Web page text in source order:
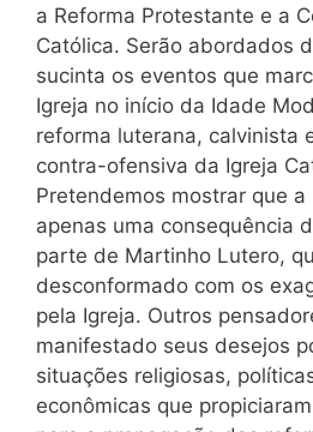
a Reforma Protestante e a
Católica. Serão abordados
sucinta os eventos que
Igreja no início da Idade
reforma luterana, calvinista
contra-ofensiva da Igreja
Pretendemos mostrar que a
apenas uma consequência
parte de Martinho Lutero,
desconformado com os
pela Igreja. Outros
manifestado seus desejos
situações religiosas,
econômicas que